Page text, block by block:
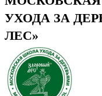
УХОДА ЗА
ЛЕС»